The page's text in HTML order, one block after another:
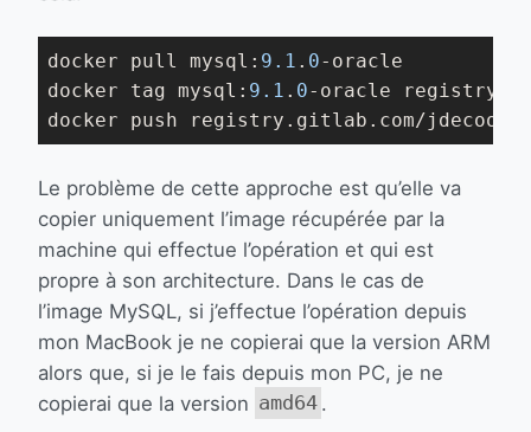
docker pull mysql: 9.1 . 0-oracle
docker tag mysql: 9.1 . 0-oracle
docker push registry.gitlab.com/jdecool/
Le problème de cette approche est qu’elle va
copier uniquement l’image récupérée par la
machine qui effectue l’opération et qui est
propre à son architecture. Dans le cas de
l’image MySQL, si j’effectue l’opération depuis
mon MacBook je ne copierai que la version ARM
alors que, si je le fais depuis mon PC, je ne
copierai que la version amd64 .